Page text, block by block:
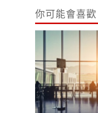
你可能會喜歡